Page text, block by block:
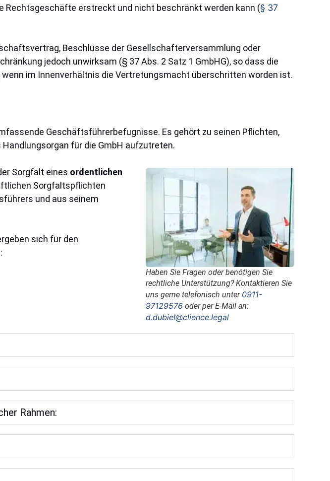
Rechtsgeschäfte erstreckt und nicht beschränkt werden kann (§ 37
Beschlüsse der Gesellschafterversammlung oder
jedoch unwirksam (§ 37 Abs. 2 Satz 1 GmbHG), so dass die
im Innenverhältnis die Vertretungsmacht überschritten worden ist.
Geschäftsführerbefugnisse. Es gehört zu seinen Pflichten,
für die GmbH aufzutreten.
Haben Sie Fragen oder benötigen Sie
rechtliche Unterstützung? Kontaktieren Sie
uns gerne telefonisch unter 0911-
97129576 oder per E-Mail an:
d.dubiel@clience.legal
Sorgfalt eines ordentlichen
Sorgfaltspflichten
und aus seinem
sich für den
Rahmen: